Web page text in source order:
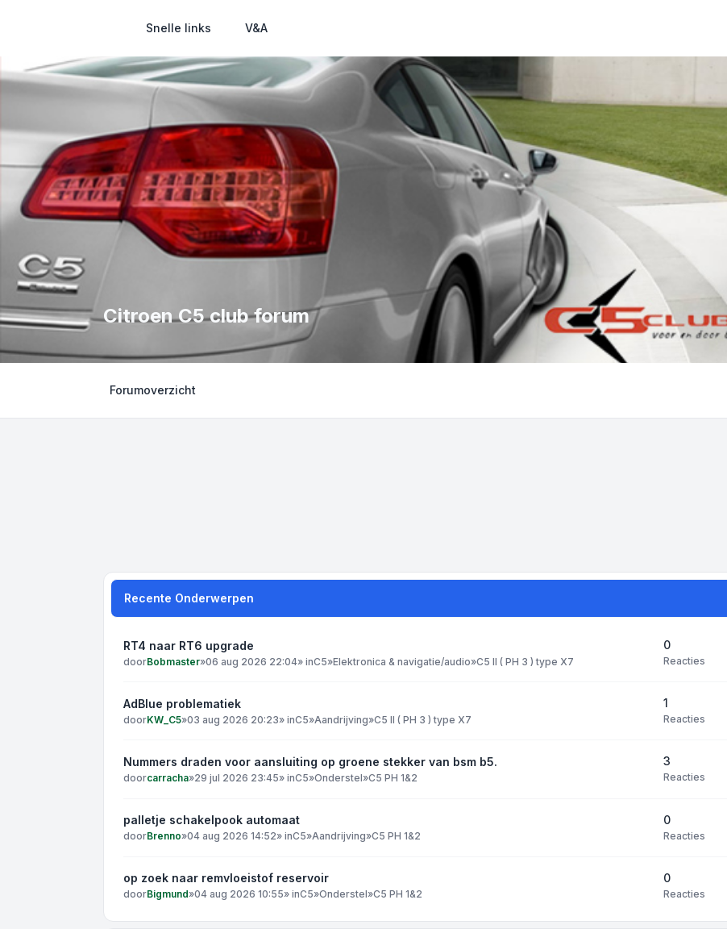
Snelle links V&A
Citroen C5 club forum
Forumoverzicht
Recente Onderwerpen
RT4 naar RT6 upgrade
doorBobmaster»06 aug 2026 22:04» inC5»Elektronica & navigatie/audio»C5 II ( PH 3 ) type X7
0
Reacties
AdBlue problematiek
doorKW_C5»03 aug 2026 20:23» inC5»Aandrijving»C5 II ( PH 3 ) type X7
1
Reacties
Nummers draden voor aansluiting op groene stekker van bsm b5.
doorcarracha»29 jul 2026 23:45» inC5»Onderstel»C5 PH 1&2
3
Reacties
palletje schakelpook automaat
doorBrenno»04 aug 2026 14:52» inC5»Aandrijving»C5 PH 1&2
0
Reacties
op zoek naar remvloeistof reservoir
doorBigmund»04 aug 2026 10:55» inC5»Onderstel»C5 PH 1&2
0
Reacties